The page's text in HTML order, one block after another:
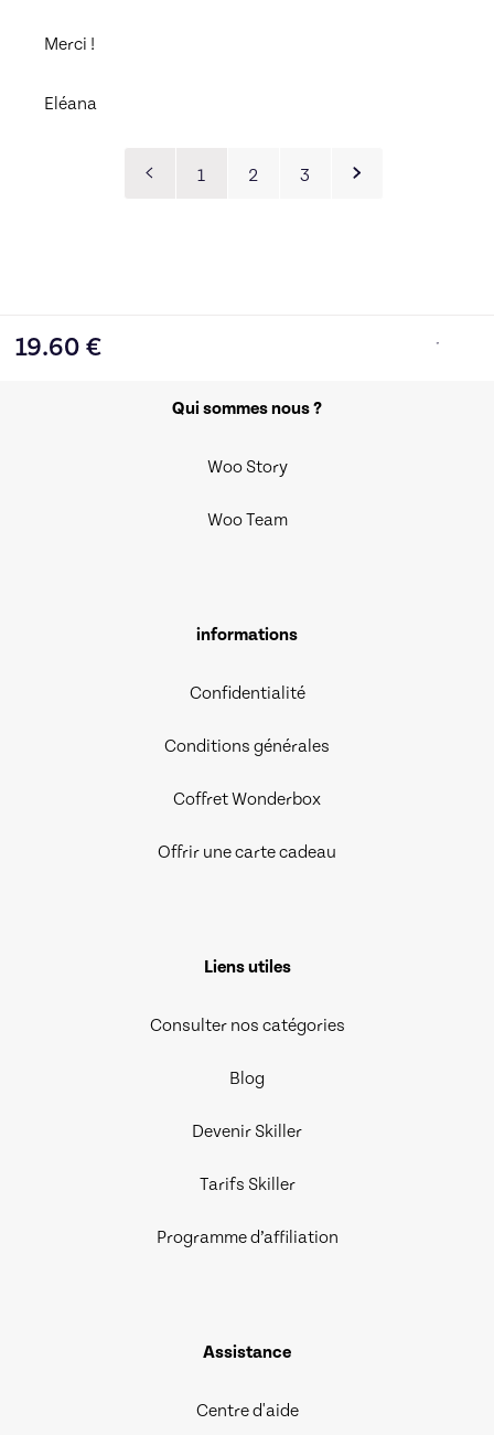
Merci !
Eléana
1 2 3
19.60 €
Qui sommes nous ?
Woo Story
Woo Team
informations
Confidentialité
Conditions générales
Coffret Wonderbox
Offrir une carte cadeau
Liens utiles
Consulter nos catégories
Blog
Devenir Skiller
Tarifs Skiller
Programme d’affiliation
Assistance
Centre d'aide